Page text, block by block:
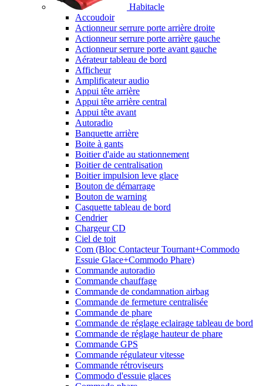
Habitacle
Accoudoir
Actionneur serrure porte arrière droite
Actionneur serrure porte arrière gauche
Actionneur serrure porte avant gauche
Aérateur tableau de bord
Afficheur
Amplificateur audio
Appui tête arrière
Appui tête arrière central
Appui tête avant
Autoradio
Banquette arrière
Boite à gants
Boitier d'aide au stationnement
Boitier de centralisation
Boitier impulsion leve glace
Bouton de démarrage
Bouton de warning
Casquette tableau de bord
Cendrier
Chargeur CD
Ciel de toit
Com (Bloc Contacteur Tournant+Commodo
Essuie Glace+Commodo Phare)
Commande autoradio
Commande chauffage
Commande de condamnation airbag
Commande de fermeture centralisée
Commande de phare
Commande de réglage eclairage tableau de bord
Commande de réglage hauteur de phare
Commande GPS
Commande régulateur vitesse
Commande rétroviseurs
Commodo d'essuie glaces